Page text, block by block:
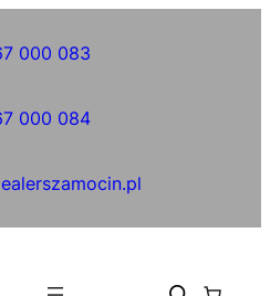
000 083
000 084